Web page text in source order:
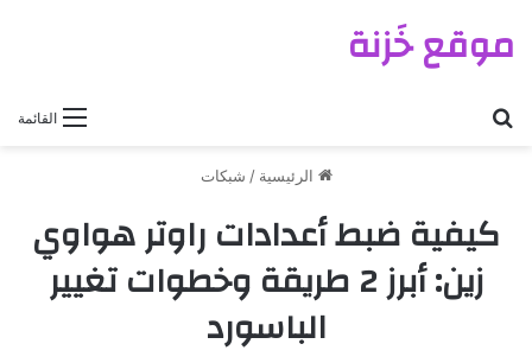
القائمة
موقع خَزنة
الرئيسية / شبكات
كيفية ضبط أعدادات راوتر هواوي
زين: أبرز 2 طريقة وخطوات تغيير
الباسورد